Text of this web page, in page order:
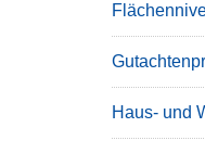
Haus- und